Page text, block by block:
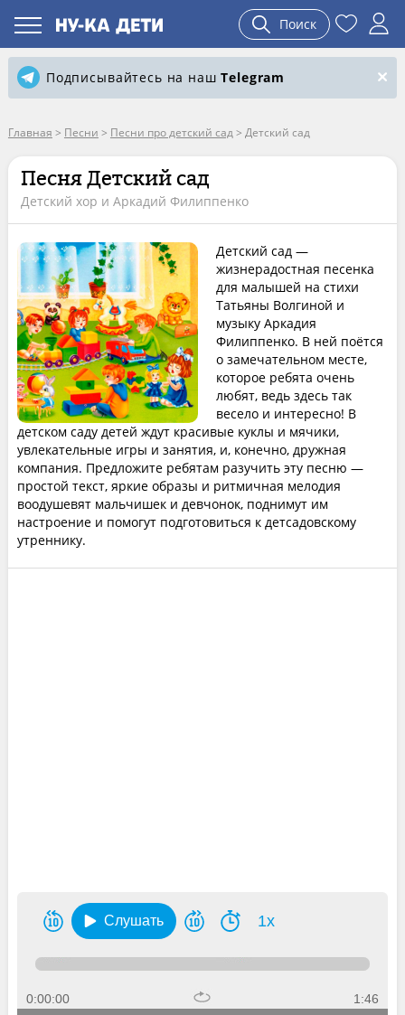
Поиск
Подписывайтесь на нашTelegram
Главная > Песни > Песни про детский сад> Детский сад
Песня Детский сад
Детский хор и Аркадий Филиппенко
Детский сад —
жизнерадостная песенка
для малышей на стихи
Татьяны Волгиной и
музыку Аркадия
Филиппенко. В ней поётся
о замечательном месте,
которое ребята очень
любят, ведь здесь так
весело и интересно! В
детском саду детей ждут красивые куклы и мячики,
увлекательные игры и занятия, и, конечно, дружная
компания. Предложите ребятам разучить эту песню —
простой текст, яркие образы и ритмичная мелодия
воодушевят мальчишек и девчонок, поднимут им
настроение и помогут подготовиться к детсадовскому
утреннику.
Слушать 1x
0:00:00 1:46